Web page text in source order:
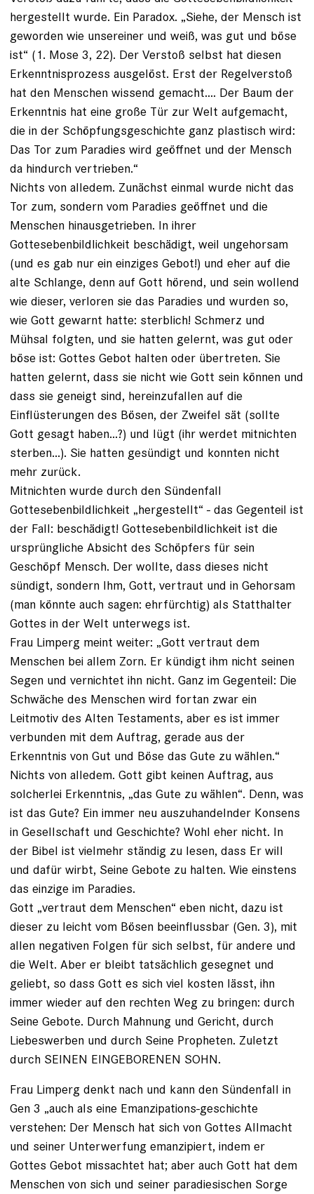
hergestellt wurde. Ein Paradox. „Siehe, der Mensch ist
geworden wie unsereiner und weiß, was gut und böse
ist“ (1. Mose 3, 22). Der Verstoß selbst hat diesen
Erkenntnisprozess ausgelöst. Erst der Regelverstoß
hat den Menschen wissend gemacht.... Der Baum der
Erkenntnis hat eine große Tür zur Welt aufgemacht,
die in der Schöpfungsgeschichte ganz plastisch wird:
Das Tor zum Paradies wird geöffnet und der Mensch
da hindurch vertrieben.“
Nichts von alledem. Zunächst einmal wurde nicht das
Tor zum, sondern vom Paradies geöffnet und die
Menschen hinausgetrieben. In ihrer
Gottesebenbildlichkeit beschädigt, weil ungehorsam
(und es gab nur ein einziges Gebot!) und eher auf die
alte Schlange, denn auf Gott hörend, und sein wollend
wie dieser, verloren sie das Paradies und wurden so,
wie Gott gewarnt hatte: sterblich! Schmerz und
Mühsal folgten, und sie hatten gelernt, was gut oder
böse ist: Gottes Gebot halten oder übertreten. Sie
hatten gelernt, dass sie nicht wie Gott sein können und
dass sie geneigt sind, hereinzufallen auf die
Einflüsterungen des Bösen, der Zweifel sät (sollte
Gott gesagt haben...?) und lügt (ihr werdet mitnichten
sterben...). Sie hatten gesündigt und konnten nicht
mehr zurück.
Mitnichten wurde durch den Sündenfall
Gottesebenbildlichkeit „hergestellt“ - das Gegenteil ist
der Fall: beschädigt! Gottesebenbildlichkeit ist die
ursprüngliche Absicht des Schöpfers für sein
Geschöpf Mensch. Der wollte, dass dieses nicht
sündigt, sondern Ihm, Gott, vertraut und in Gehorsam
(man könnte auch sagen: ehrfürchtig) als Statthalter
Gottes in der Welt unterwegs ist.
Frau Limperg meint weiter: „Gott vertraut dem
Menschen bei allem Zorn. Er kündigt ihm nicht seinen
Segen und vernichtet ihn nicht. Ganz im Gegenteil: Die
Schwäche des Menschen wird fortan zwar ein
Leitmotiv des Alten Testaments, aber es ist immer
verbunden mit dem Auftrag, gerade aus der
Erkenntnis von Gut und Böse das Gute zu wählen.“
Nichts von alledem. Gott gibt keinen Auftrag, aus
solcherlei Erkenntnis, „das Gute zu wählen“. Denn, was
ist das Gute? Ein immer neu auszuhandelnder Konsens
in Gesellschaft und Geschichte? Wohl eher nicht. In
der Bibel ist vielmehr ständig zu lesen, dass Er will
und dafür wirbt, Seine Gebote zu halten. Wie einstens
das einzige im Paradies.
Gott „vertraut dem Menschen“ eben nicht, dazu ist
dieser zu leicht vom Bösen beeinflussbar (Gen. 3), mit
allen negativen Folgen für sich selbst, für andere und
die Welt. Aber er bleibt tatsächlich gesegnet und
geliebt, so dass Gott es sich viel kosten lässt, ihn
immer wieder auf den rechten Weg zu bringen: durch
Seine Gebote. Durch Mahnung und Gericht, durch
Liebeswerben und durch Seine Propheten. Zuletzt
durch SEINEN EINGEBORENEN SOHN.
Frau Limperg denkt nach und kann den Sündenfall in
Gen 3 „auch als eine Emanzipations-geschichte
verstehen: Der Mensch hat sich von Gottes Allmacht
und seiner Unterwerfung emanzipiert, indem er
Gottes Gebot missachtet hat; aber auch Gott hat dem
Menschen von sich und seiner paradiesischen Sorge